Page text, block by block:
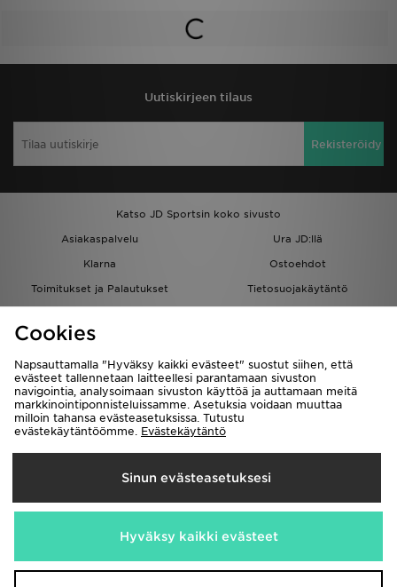
Uutiskirjeen tilaus
Rekisteröidy
Katso JD Sportsin koko sivusto
Asiakaspalvelu
Ura JD:llä
Klarna
Ostoehdot
Toimitukset ja Palautukset
Tietosuojakäytäntö
Löydä myymälä
Kumppanuusohjelma
JD Blog
Toimitetaan
Suomi
Me hyväksymme seuraavat maksutavat
Cookies
Napsauttamalla "Hyväksy kaikki evästeet" suostut siihen, että
evästeet tallennetaan laitteellesi parantamaan sivuston
navigointia, analysoimaan sivuston käyttöä ja auttamaan meitä
markkinointiponnisteluissamme. Asetuksia voidaan muuttaa
milloin tahansa evästeasetuksissa. Tutustu
evästekäytäntöömme. Evästekäytäntö
Sinun evästeasetuksesi
Hyväksy kaikki evästeet